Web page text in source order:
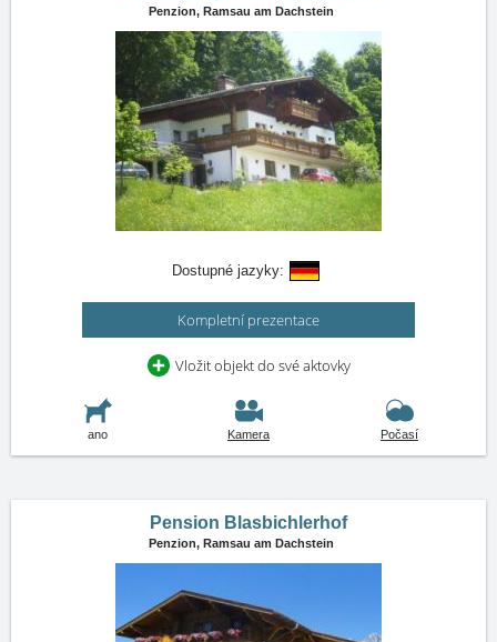
Penzion, Ramsau am Dachstein
Dostupné jazyky:
Kompletní prezentace
Vložit objekt do své aktovky
ano Kamera Počasí
Pension Blasbichlerhof
Penzion, Ramsau am Dachstein